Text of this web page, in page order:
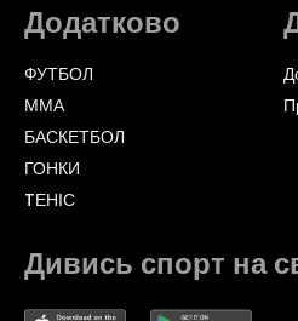
Додатково
ФУТБОЛ
ММА
БАСКЕТБОЛ
ГОНКИ
TЕНІС
Дивись спорт на